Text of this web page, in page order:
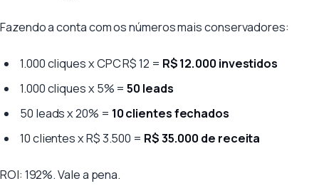
Fazendo a conta com os números mais conservadores:
1.000 cliques x CPC R$ 12 = R$ 12.000 investidos
1.000 cliques x 5% =50 leads
50 leads x 20% = 10 clientes fechados
10 clientes x R$ 3.500 = R$ 35.000 de receita
ROI: 192%. Vale a pena.